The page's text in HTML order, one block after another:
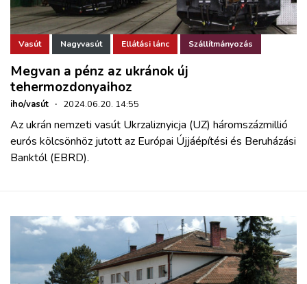
Vasút Nagyvasút Ellátási lánc Szállítmányozás
Megvan a pénz az ukránok új
tehermozdonyaihoz
iho/vasút · 2024.06.20. 14:55
Az ukrán nemzeti vasút Ukrzaliznyicja (UZ) háromszázmillió
eurós kölcsönhöz jutott az Európai Újjáépítési és Beruházási
Banktól (EBRD).